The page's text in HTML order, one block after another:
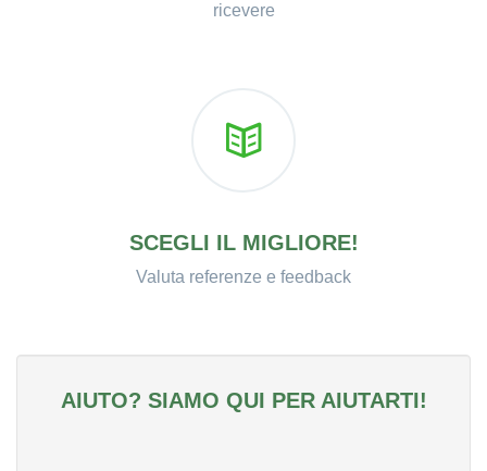
ricevere
SCEGLI IL MIGLIORE!
Valuta referenze e feedback
AIUTO? SIAMO QUI PER AIUTARTI!